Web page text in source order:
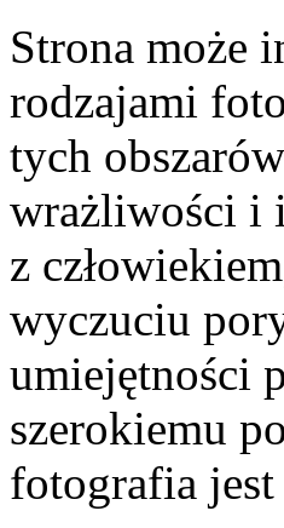
Strona może
rodzajami
tych
wrażliwości i
z
wyczuciu
umiejętności
szerokiemu
fotografia